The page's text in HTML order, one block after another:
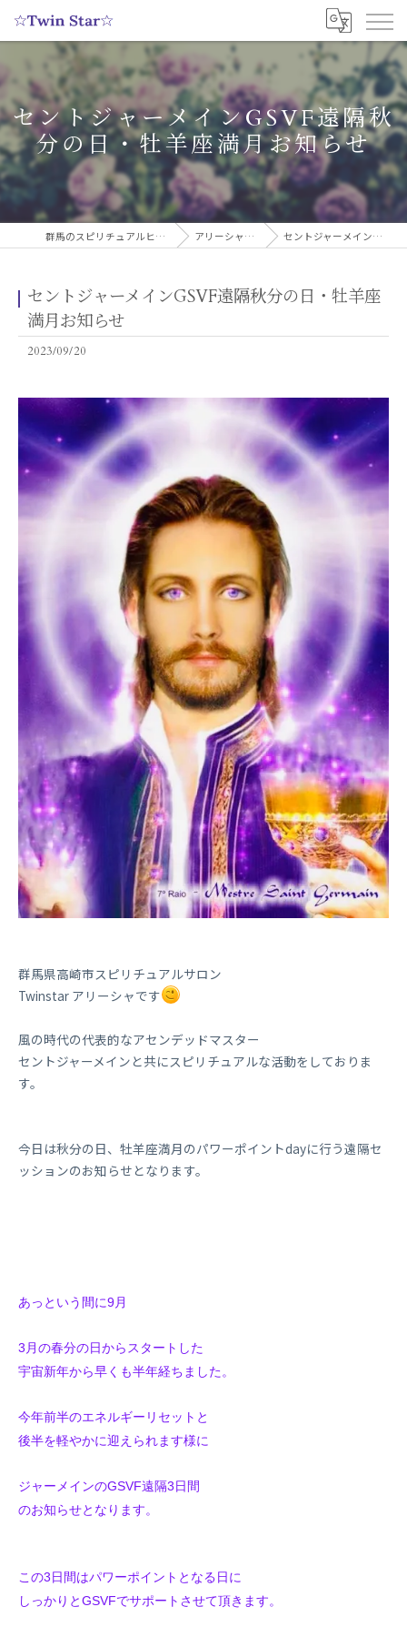
セントジャーメインGSVF遠隔秋
分の日・牡羊座満月お知らせ
群馬のスピリチュアルヒーリングサロンなら実績多数の☆Twin Star☆ アリーシャのスピリチュアルブログ セントジャーメインGSVF遠隔秋分の日・牡羊座満月お知らせ
セントジャーメインGSVF遠隔秋分の日・牡羊座
満月お知らせ
2023/09/20
群馬県高崎市スピリチュアルサロン
Twinstar アリーシャです
風の時代の代表的なアセンデッドマスター
セントジャーメインと共にスピリチュアルな活動をしておりま
す。
今日は秋分の日、牡羊座満月のパワーポイントdayに行う遠隔セ
ッションのお知らせとなります。
あっという間に9月
3月の春分の日からスタートした
宇宙新年から早くも半年経ちました。
今年前半のエネルギーリセットと
後半を軽やかに迎えられます様に
ジャーメインのGSVF遠隔3日間
のお知らせとなります。
この3日間はパワーポイントとなる日に
しっかりとGSVFでサポートさせて頂きます。